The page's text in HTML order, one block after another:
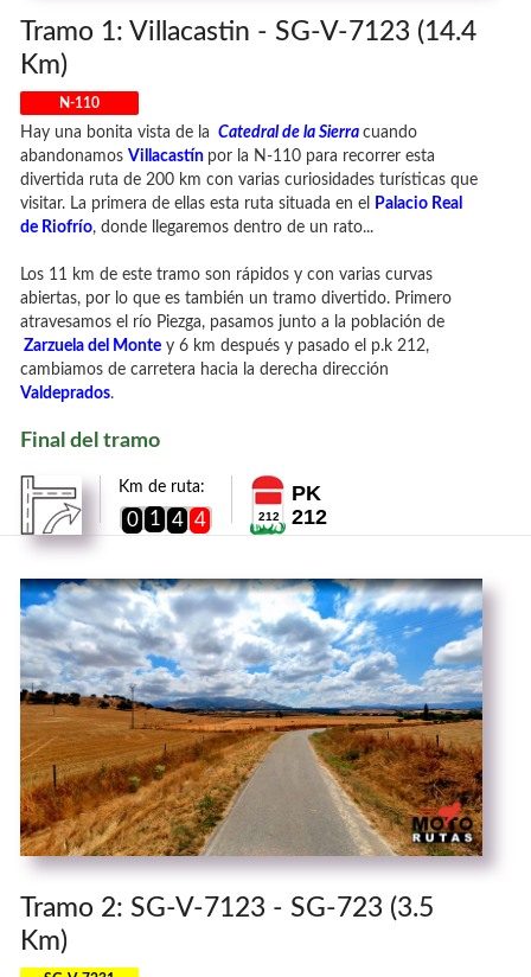
Tramo 1: Villacastin - SG-V-7123 (14.4
Km)
N-110
Hay una bonita vista de la Catedral de la Sierra cuando
abandonamos Villacastín por la N-110 para recorrer esta
divertida ruta de 200 km con varias curiosidades turísticas que
visitar. La primera de ellas esta ruta situada en el
Palacio Real
de Riofrío, donde llegaremos dentro de un rato...
Los 11 km de este tramo son rápidos y con varias curvas
abiertas, por lo que es también un tramo divertido. Primero
atravesamos el río Piezga, pasamos junto a la población de
Zarzuela del Monte y 6 km después y pasado el p.k 212,
cambiamos de carretera hacia la derecha dirección
Valdeprados.
Final del tramo
Km de ruta:
0 1 4 4 212
PK
212
Tramo 2: SG-V-7123 - SG-723 (3.5
Km)